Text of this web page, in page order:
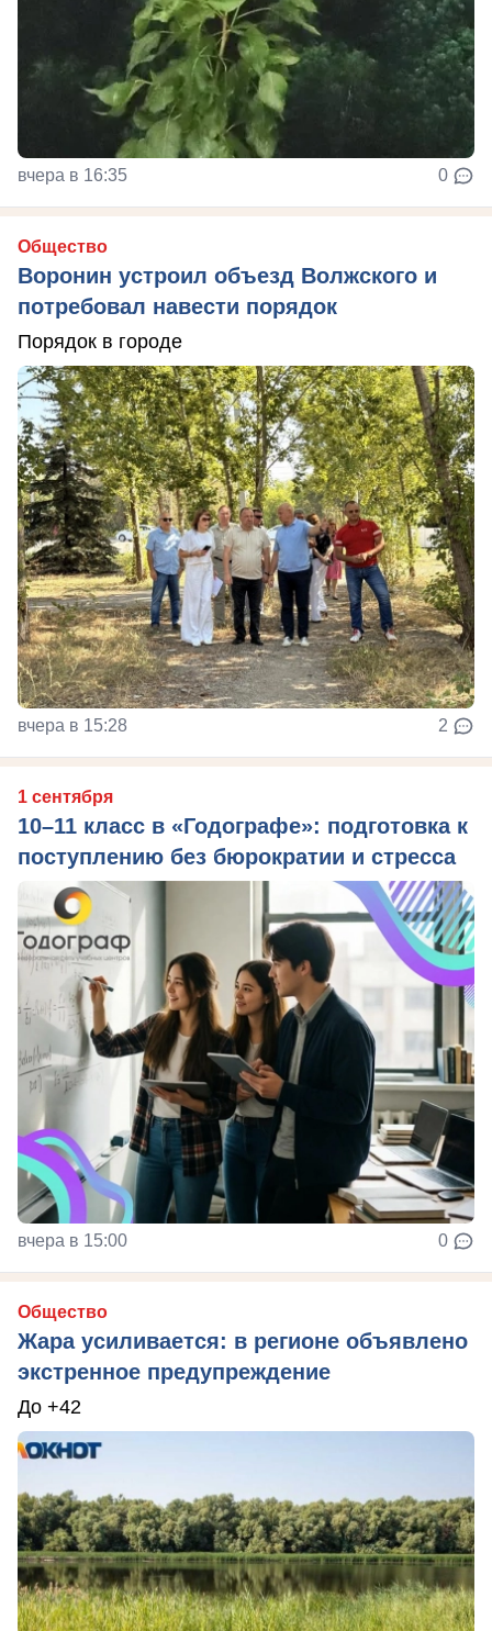
вчера в 16:35 0
Общество
Воронин устроил объезд Волжского и
потребовал навести порядок
Порядок в городе
вчера в 15:28 2
1 сентября
10–11 класс в «Годографе»: подготовка к
поступлению без бюрократии и стресса
вчера в 15:00 0
Общество
Жара усиливается: в регионе объявлено
экстренное предупреждение
До +42